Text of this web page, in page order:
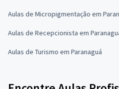
Aulas de Micropigmentação em
Aulas de Recepcionista em
Aulas de Turismo em Paranaguá